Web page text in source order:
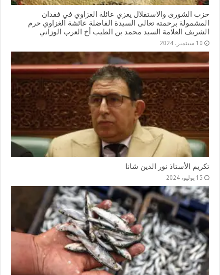
حزب الشورى والاستقلال يعزي عائلة الغزاوي في فقدان
المشمولة برحمته تعالى السيدة الفاضلة عائشة الغزاوي حرم
الشريف العلامة السيد محمد بن الطيب أخ العرب الوزاني
10 سبتمبر، 2024
تكريم الأستاذ نور الدين شانا
15 يوليو، 2024